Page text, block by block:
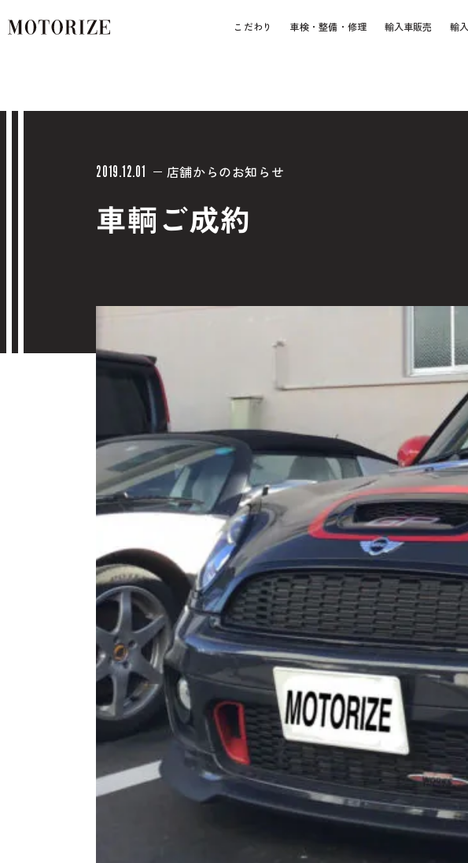
こだわり 車検・整備・修理 輸入車販売 輸
Phone
電話・メー
お問い合わ
Contact
2019.12.01 店舗からのお知らせ
車輌ご成約